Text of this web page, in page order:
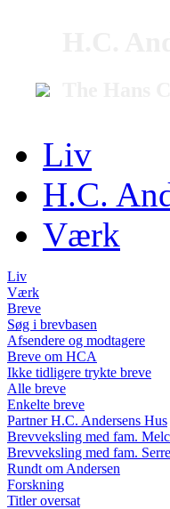
Liv
H.C.
Værk
Liv
Værk
Breve
Søg i brevbasen
Afsendere og modtagere
Breve om HCA
Ikke tidligere trykte breve
Alle breve
Enkelte breve
Partner H.C. Andersens Hus
Brevveksling med fam.
Brevveksling med fam. Serre
Rundt om Andersen
Forskning
Titler oversat